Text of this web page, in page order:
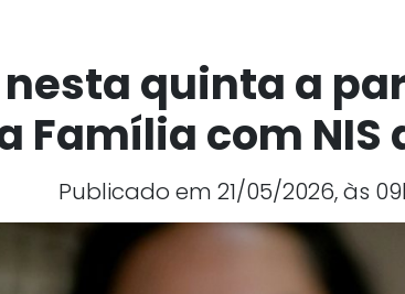
quinta a
Família com NIS
Publicado em 21/05/2026, às